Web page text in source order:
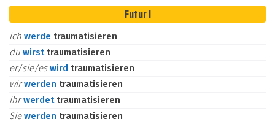
Futur I
ich werde traumatisieren
du wirst traumatisieren
er/sie/eswird traumatisieren
wirwerden traumatisieren
ihrwerdet traumatisieren
Siewerden traumatisieren